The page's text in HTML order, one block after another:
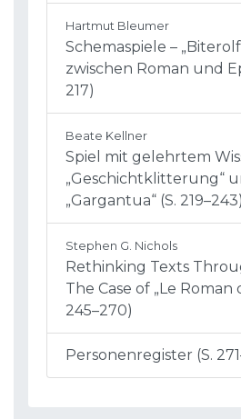
Hartmut Bleumer
Schemaspiele –
zwischen Roman und
217)
Beate Kellner
Spiel mit gelehrtem
„Geschichtklitterung“
„Gargantua“ (S. 219–243)
Stephen G. Nichols
Rethinking Texts
The Case of „Le Roman
245–270)
Personenregister (S.